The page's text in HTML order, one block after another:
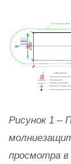
Рисунок 1 –
просмотра